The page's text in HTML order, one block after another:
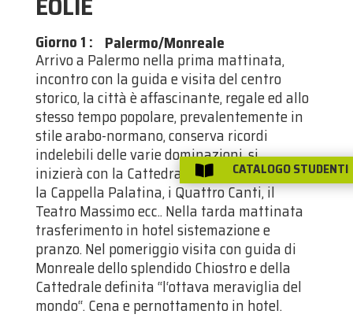
Giorno 1 : Palermo/Monreale
Arrivo a Palermo nella prima mattinata,
incontro con la guida e visita del centro
storico, la città è affascinante, regale ed allo
stesso tempo popolare, prevalentemente in
stile arabo-normano, conserva ricordi
indelebili delle varie dominazioni, si
inizierà con la Cattedrale, il Palazzo Reale e
la Cappella Palatina, i Quattro Canti, il
Teatro Massimo ecc.. Nella tarda mattinata
trasferimento in hotel sistemazione e
pranzo. Nel pomeriggio visita con guida di
Monreale dello splendido Chiostro e della
Cattedrale definita “l‘ottava meraviglia del
mondo‘‘. Cena e pernottamento in hotel.
 CATALOGO STUDENTI